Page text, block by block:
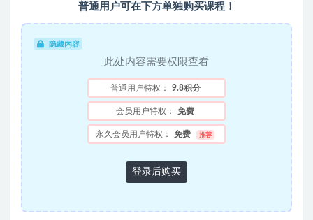
普通用户可在下方单独购买课程！
隐藏内容
此处内容需要权限查看
普通用户特权： 9.8积分
会员用户特权： 免费
永久会员用户特权： 免费 推荐
登录后购买